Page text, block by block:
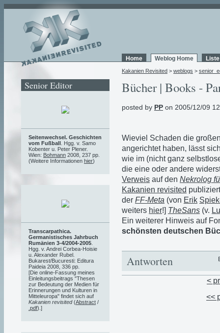
Home Weblog Home
Kakanien Revisited > weblogs >
Bücher | Books -
posted by PP on 2005/12/09
Wieviel Schaden die
angerichtet haben, lässt
wie im (nicht ganz
die eine oder andere
Verweis auf den Nekrolog
Kakanien revisited
der FF-Meta (von Erik
weiters hier!] TheSans (v.
Ein weiterer Hinweis auf
schönsten deutschen
Antworten
<
<<
Senior Editor
Seitenwechsel. Geschichten
vom Fußball . Hgg. v. Samo
Kobenter u. Peter Plener.
Wien: Bohmann 2008, 237 pp.
(Weitere Informationen hier)
Transcarpathica.
Germanistisches Jahrbuch
Rumänien 3-4/2004-2005
Hgg. v. Andrei Corbea-Hoisie
u. Alexander Rubel.
Bukarest/Bucuresti: Editura
Paideia 2008, 336 pp.
[Die online-Fassung meines
Einleitungsbeitrags "Thesen
zur Bedeutung der Medien für
Erinnerungen und Kulturen in
Mitteleuropa" findet sich auf
Kakanien revisited(Abstract /
.pdf).]